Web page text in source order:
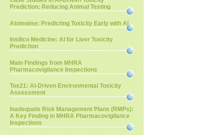
Prediction: Reducing Animal Testing
Atomwise: Predicting Toxicity Early with AI
Insilico Medicine: AI for Liver Toxicity
Prediction
Main Findings from MHRA
Pharmacovigilance Inspections
Tox21: AI-Driven Environmental Toxicity
Assessment
Inadequate Risk Management Plans (RMPs):
A Key Finding in MHRA Pharmacovigilance
Inspections